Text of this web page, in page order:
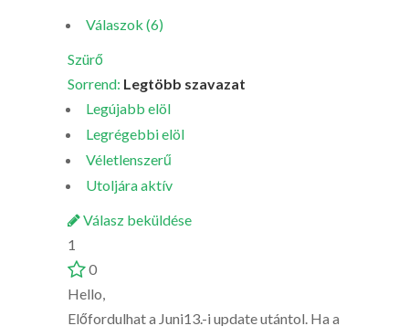
Válaszok (6)
Szürő
Sorrend: Legtöbb szavazat
Legújabb elöl
Legrégebbi elöl
Véletlenszerű
Utoljára aktív
Válasz beküldése
1
0
Hello,
Előfordulhat a Juni13.-i update utántol. Ha a